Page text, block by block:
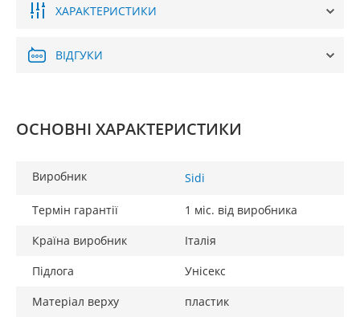
ХАРАКТЕРИСТИКИ
ВІДГУКИ
ОСНОВНІ ХАРАКТЕРИСТИКИ
Виробник Sidi
Термін гарантії
1 міс. від виробника
Країна виробник
Італія
Підлога
Унісекс
Матеріал верху
пластик